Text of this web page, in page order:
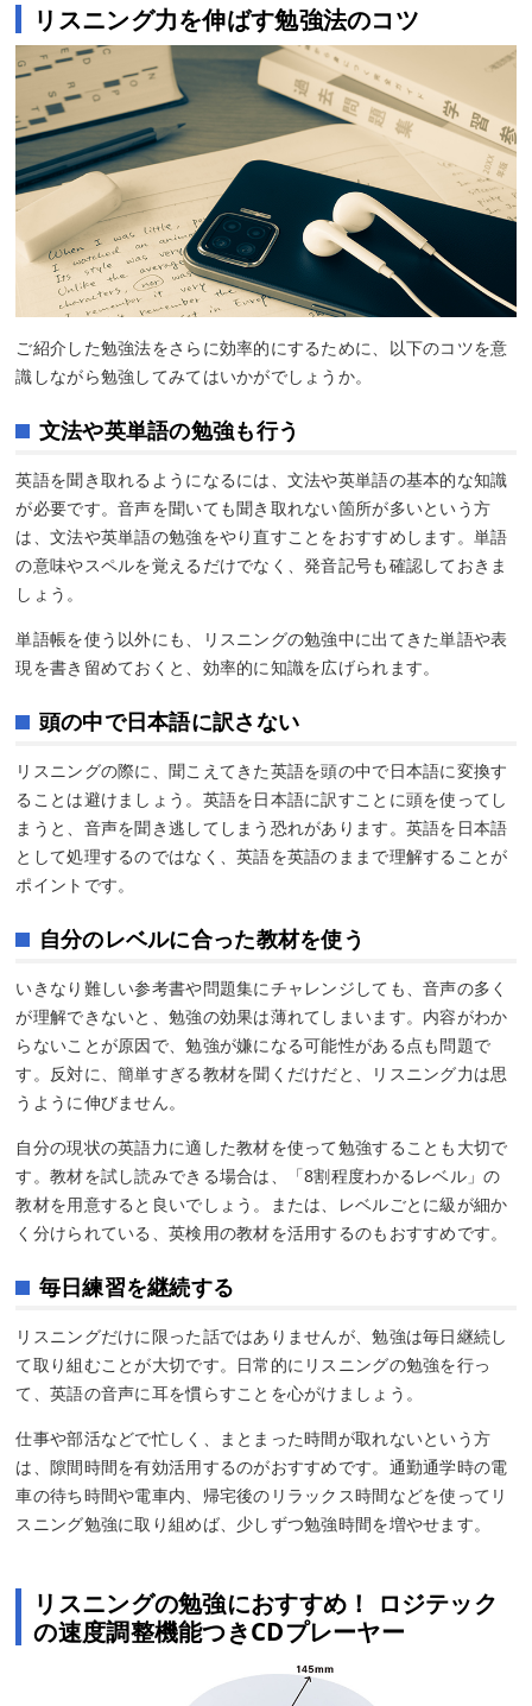
リスニング力を伸ばす勉強法のコツ
ご紹介した勉強法をさらに効率的にするために、以下のコツを意
識しながら勉強してみてはいかがでしょうか。
文法や英単語の勉強も行う
英語を聞き取れるようになるには、文法や英単語の基本的な知識
が必要です。音声を聞いても聞き取れない箇所が多いという方
は、文法や英単語の勉強をやり直すことをおすすめします。単語
の意味やスペルを覚えるだけでなく、発音記号も確認しておきま
しょう。
単語帳を使う以外にも、リスニングの勉強中に出てきた単語や表
現を書き留めておくと、効率的に知識を広げられます。
頭の中で日本語に訳さない
リスニングの際に、聞こえてきた英語を頭の中で日本語に変換す
ることは避けましょう。英語を日本語に訳すことに頭を使ってし
まうと、音声を聞き逃してしまう恐れがあります。英語を日本語
として処理するのではなく、英語を英語のままで理解することが
ポイントです。
自分のレベルに合った教材を使う
いきなり難しい参考書や問題集にチャレンジしても、音声の多く
が理解できないと、勉強の効果は薄れてしまいます。内容がわか
らないことが原因で、勉強が嫌になる可能性がある点も問題で
す。反対に、簡単すぎる教材を聞くだけだと、リスニング力は思
うように伸びません。
自分の現状の英語力に適した教材を使って勉強することも大切で
す。教材を試し読みできる場合は、「8割程度わかるレベル」の
教材を用意すると良いでしょう。または、レベルごとに級が細か
く分けられている、英検用の教材を活用するのもおすすめです。
毎日練習を継続する
リスニングだけに限った話ではありませんが、勉強は毎日継続し
て取り組むことが大切です。日常的にリスニングの勉強を行っ
て、英語の音声に耳を慣らすことを心がけましょう。
仕事や部活などで忙しく、まとまった時間が取れないという方
は、隙間時間を有効活用するのがおすすめです。通勤通学時の電
車の待ち時間や電車内、帰宅後のリラックス時間などを使ってリ
スニング勉強に取り組めば、少しずつ勉強時間を増やせます。
リスニングの勉強におすすめ！ ロジテック
の速度調整機能つきCDプレーヤー